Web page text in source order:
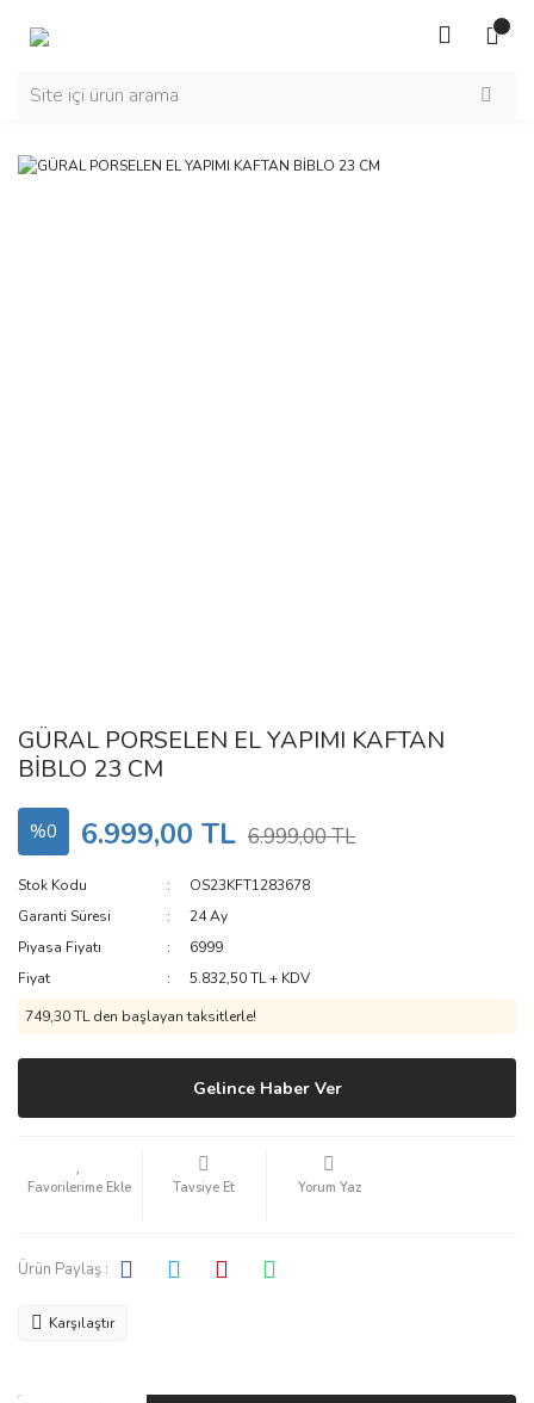
GÜRAL PORSELEN EL YAPIMI KAFTAN
BİBLO 23 CM
%0 6.999,00 TL 6.999,00 TL
Stok Kodu
OS23KFT1283678
Garanti Süresi
24 Ay
Piyasa Fiyatı
6999
Fiyat
5.832,50 TL + KDV
749,30 TL den başlayan taksitlerle!
Gelince Haber Ver
Tavsiye Et Yorum Yaz
Ürün Paylaş :
Karşılaştır